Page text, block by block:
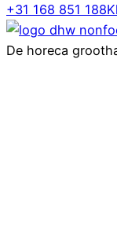
+31 168 851 188
De horeca